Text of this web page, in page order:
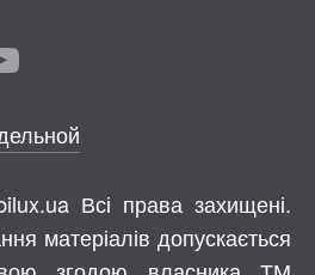
Всі права захищені.
матеріалів допускається